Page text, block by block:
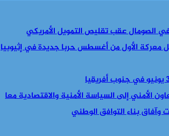
في الصومال عقب تقليص التمويل الأمريكي
معركة الأول من أغسطس حربا جديدة في إثيوبيا
وآفاق بناء التوافق الوطني